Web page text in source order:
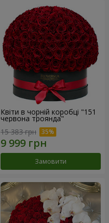
Квіти в чорній коробці "151
червона троянда"
15 383 грн
Замовити